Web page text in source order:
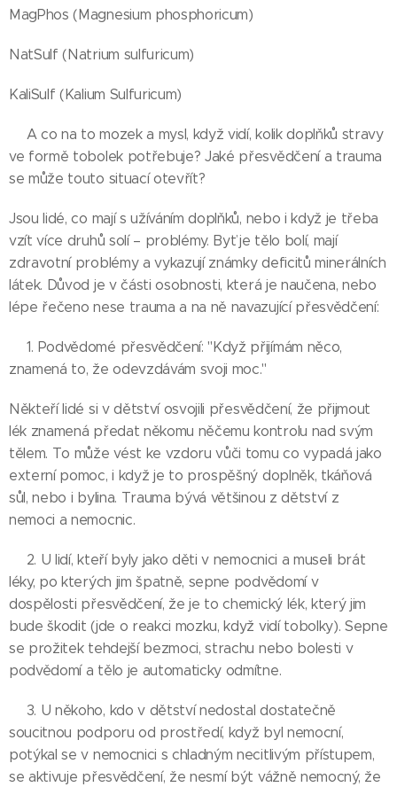
MagPhos (Magnesium phosphoricum)
NatSulf (Natrium sulfuricum)
KaliSulf (Kalium Sulfuricum)
🍀A co na to mozek a mysl, když vidí, kolik doplňků stravy
ve formě tobolek potřebuje? Jaké přesvědčení a trauma
se může touto situací otevřít?
Jsou lidé, co mají s užíváním doplňků, nebo i když je třeba
vzít více druhů solí – problémy. Byť je tělo bolí, mají
zdravotní problémy a vykazují známky deficitů minerálních
látek. Důvod je v části osobnosti, která je naučena, nebo
lépe řečeno nese trauma a na ně navazující přesvědčení:
👉1. Podvědomé přesvědčení: "Když přijímám něco,
znamená to, že odevzdávám svoji moc."
Někteří lidé si v dětství osvojili přesvědčení, že přijmout
lék znamená předat někomu něčemu kontrolu nad svým
tělem. To může vést ke vzdoru vůči tomu co vypadá jako
externí pomoc, i když je to prospěšný doplněk, tkáňová
sůl, nebo i bylina. Trauma bývá většinou z dětství z
nemoci a nemocnic.
👉2. U lidí, kteří byly jako děti v nemocnici a museli brát
léky, po kterých jim špatně, sepne podvědomí v
dospělosti přesvědčení, že je to chemický lék, který jim
bude škodit (jde o reakci mozku, když vidí tobolky). Sepne
se prožitek tehdejší bezmoci, strachu nebo bolesti v
podvědomí a tělo je automaticky odmítne.
👉3. U někoho, kdo v dětství nedostal dostatečně
soucitnou podporu od prostředí, když byl nemocní,
potýkal se v nemocnici s chladným necitlivým přístupem,
se aktivuje přesvědčení, že nesmí být vážně nemocný, že